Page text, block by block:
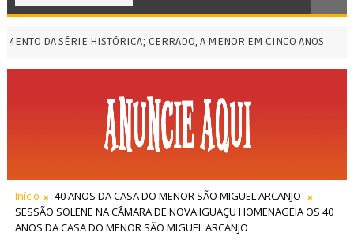
DA SÉRIE HISTÓRICA; CERRADO, A MENOR EM CINCO ANOS
Início
40 ANOS DA CASA DO MENOR SÃO MIGUEL ARCANJO
SESSÃO SOLENE NA CÂMARA DE NOVA IGUAÇU HOMENAGEIA OS 40
ANOS DA CASA DO MENOR SÃO MIGUEL ARCANJO